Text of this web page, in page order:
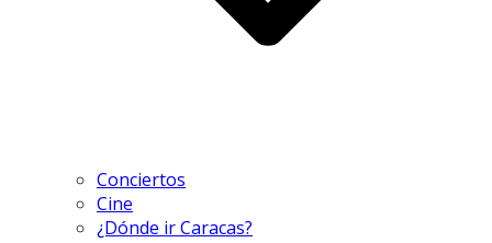
Conciertos
Cine
¿Dónde ir Caracas?